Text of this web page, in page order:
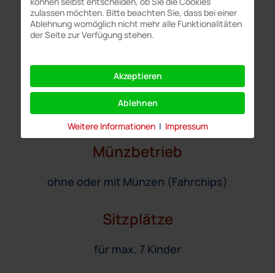
inkl. Auf- und Abbau
15 Minuten je Auf- / Abbau
Bodenbeschaffenheit
ebenerdige Fläche
Münzbetrieb
ohne oder mit Münzen (Fahrchips)
Sitzplätze
für max. 7 Kinder
zulassen möchten. Bitte beachten Sie, dass bei einer
Ablehnung womöglich nicht mehr alle Funktionalitäten
der Seite zur Verfügung stehen.
Akzeptieren
Ablehnen
Weitere Informationen | Impressum